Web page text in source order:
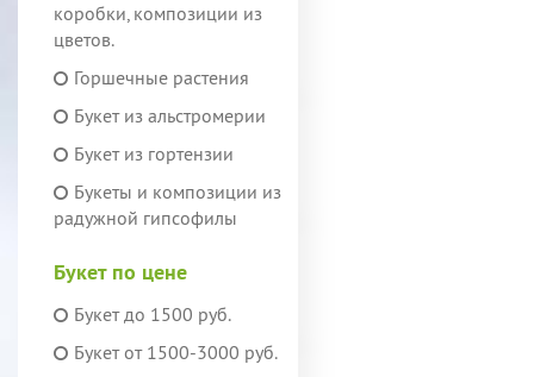
коробки, композиции из
цветов.
Горшечные растения
Букет из альстромерии
Букет из гортензии
Букеты и композиции из
радужной гипсофилы
Букет по цене
Букет до 1500 руб.
Букет от 1500-3000 руб.